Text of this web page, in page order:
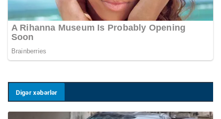
Digər xəbərlər